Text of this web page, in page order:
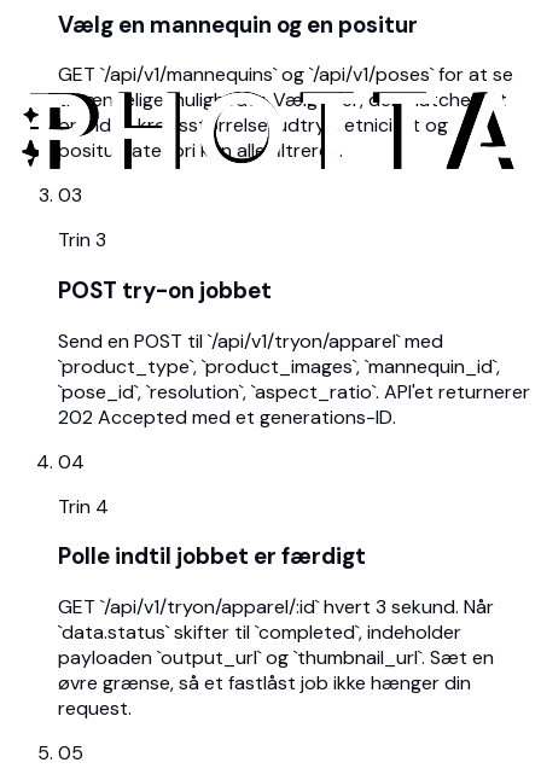
Vælg en mannequin og en positur
GET `/api/v1/mannequins` og `/api/v1/poses` for at se
tilgængelige muligheder. Vælg ID'er, der matcher dit
brand — kropsstørrelse, udtryk, etnicitet og
positurkategori kan alle filtreres.
03
Trin3
POST try-on jobbet
Send en POST til `/api/v1/tryon/apparel` med
`product_type`, `product_images`, `mannequin_id`,
`pose_id`, `resolution`, `aspect_ratio`. API'et returnerer
202 Accepted med et generations-ID.
04
Trin 4
Polle indtil jobbet er færdigt
GET `/api/v1/tryon/apparel/:id` hvert 3 sekund. Når
`data.status` skifter til `completed`, indeholder
payloaden `output_url` og `thumbnail_url`. Sæt en
øvre grænse, så et fastlåst job ikke hænger din
request.
05